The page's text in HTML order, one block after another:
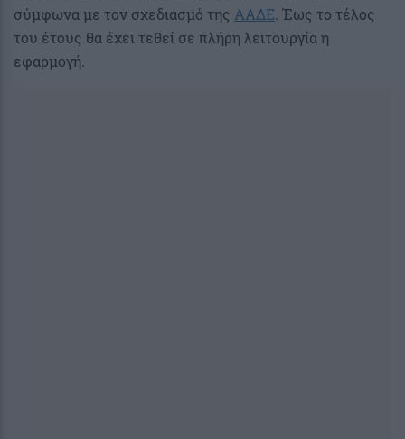
σύμφωνα με τον σχεδιασμό της ΑΑΔΕ. Έως το τέλος
του έτους θα έχει τεθεί σε πλήρη λειτουργία η
εφαρμογή.